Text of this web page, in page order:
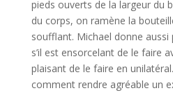
pieds ouverts de la largeur du
du corps, on ramène la
soufflant. Michael donne aussi
s’il est ensorcelant de le faire
plaisant de le faire en
comment rendre agréable un